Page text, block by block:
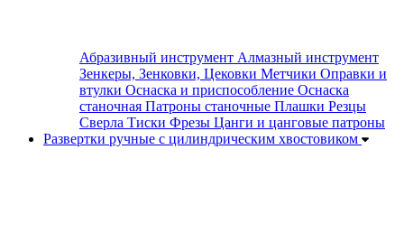
Абразивный инструмент Алмазный инструмент
Зенкеры, Зенковки, Цековки Метчики Оправки и
втулки Оснаска и приспособление Оснаска
станочная Патроны станочные Плашки Резцы
Сверла Тиски Фрезы Цанги и цанговые патроны
Развертки ручные с цилиндрическим хвостовиком